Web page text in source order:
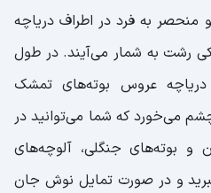
منحصر به فرد در اطراف دریاچه
رشت به شمار می‌آیند. در طول
عروس بوته‌های تمشک
می‌خورد که شما می‌توانید در
و بوته‌های جنگلی، آلوچه‌های
و در صورت تمایل نوش جان